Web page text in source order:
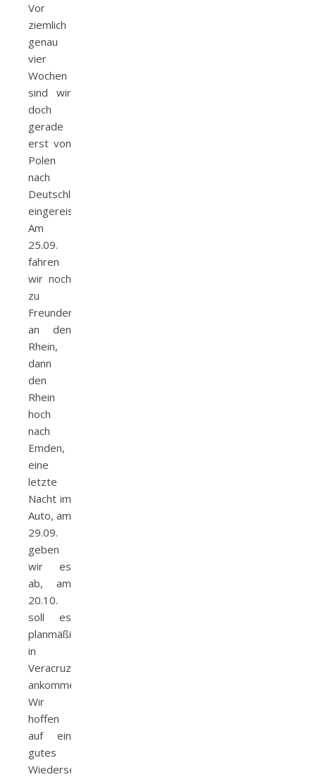
Vor
ziemlich
genau
vier
Wochen
sind wir
doch
gerade
erst von
Polen
nach
Deutschland
eingereist?!
Am
25.09.
fahren
wir noch
zu
Freunden
an den
Rhein,
dann
den
Rhein
hoch
nach
Emden,
eine
letzte
Nacht im
Auto, am
29.09.
geben
wir es
ab, am
20.10.
soll es
planmäßig
in
Veracruz
ankommen.
Wir
hoffen
auf ein
gutes
Wiedersehen.